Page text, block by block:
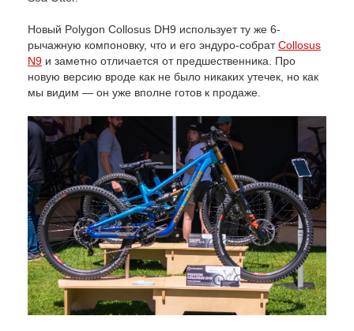
Новый Polygon Collosus DH9 использует ту же 6-
рычажную компоновку, что и его эндуро-собратCollosus
N9 и заметно отличается от предшественника. Про
новую версию вроде как не было никаких утечек, но как
мы видим — он уже вполне готов к продаже.